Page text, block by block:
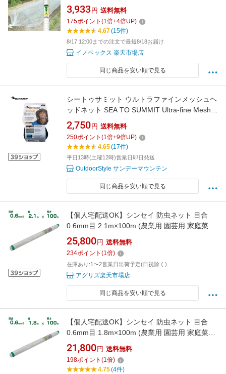
露地の小松菜 ホウレンソウ キャベツ レタス 白
菜等葉物葉物 アブラムシ 青虫その他の害虫対
策【代引き対象外】 【ダイオブランド】
3,933 円 送料無料
175ポイント (1倍+4倍UP)
4.67(15件)
8/17 12:00までの注文で最短8/18お届け
イノベックス 楽天市場店
同じ商品を安い順で見る
シートゥサミット ウルトラファインメッシュヘ
ッドネット SEA TO SUMMIT Ultra-fine Mesh
Head Net ST82441 虫よけネット メッシュ 防
虫 防虫ネット トラベル 旅行 ギフト フェス お
しゃれ キャンプ アウトドア
2,750 円 送料無料
250ポイント (1倍+9倍UP)
4.65(17件)
平日13時(土曜12時)営業日即日発送
OutdoorStyle サンデーマウンテン
同じ商品を安い順で見る
【個人宅配送OK】シンセイ 防虫ネット 目合
0.6mm目 2.1m×100m (農業用 園芸用 家庭菜園
農業資材 防虫網 虫除けネット トンネル 畑 ビニ
ールハウス 野菜 網目 べたがけ アブラムシ アザ
ミウマ 白 210cm)
25,800 円 送料無料
234ポイント (1倍)
在庫あり:1〜2営業日出荷予定(日祝除く)
アグリズ楽天市場店
同じ商品を安い順で見る
【個人宅配送OK】シンセイ 防虫ネット 目合
0.6mm目 1.8m×100m (農業用 園芸用 家庭菜園
農業資材 防虫網 虫除けネット トンネル 畑 ビニ
ールハウス 野菜 網目 べたがけ アブラムシ アザ
ミウマ 白 180cm)
21,800 円 送料無料
198ポイント (1倍)
4.75(4件)